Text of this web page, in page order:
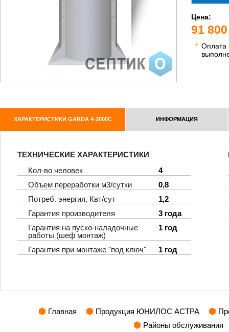
Цена:
91 800
* Оплата
ХАРАКТЕРИСТИКИ GARDA 4-2000C ИНФОРМАЦИЯ
ТЕХНИЧЕСКИЕ ХАРАКТЕРИСТИКИ
Кол-во человек
4
Объем переработки м3/сутки
0,8
Потреб. энергия, Квт/сут
1,2
Гарантия производителя
3 года
Гарантия на пуско-наладочные
работы (шеф монтаж)
1 год
Гарантия при монтаже "под ключ" 1 год
Главная Продукция ЮНИЛОС АСТРА
Районы обслуживания